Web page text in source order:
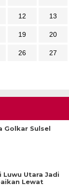
12 13
19 20
26 27
Golkar Sulsel
Utara Jadi
Lewat